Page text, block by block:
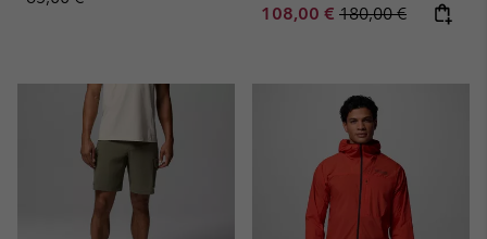
Sale price:
108,00 € Regular price:
180,00 €